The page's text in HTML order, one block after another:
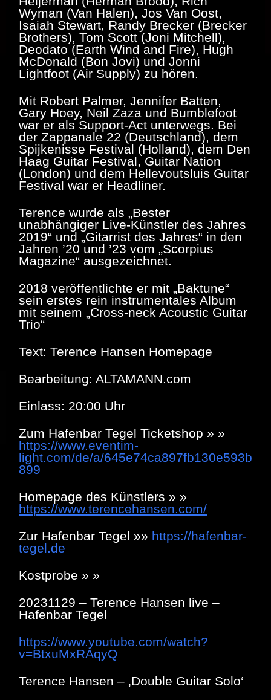
Wyman (Van Halen), Jos Van Oost,
Isaiah Stewart, Randy Brecker (Brecker
Brothers), Tom Scott (Joni Mitchell),
Deodato (Earth Wind and Fire), Hugh
McDonald (Bon Jovi) und Jonni
Lightfoot (Air Supply) zu hören.
Mit Robert Palmer, Jennifer Batten,
Gary Hoey, Neil Zaza und Bumblefoot
war er als Support-Act unterwegs. Bei
der Zappanale 22 (Deutschland), dem
Spijkenisse Festival (Holland), dem Den
Haag Guitar Festival, Guitar Nation
(London) und dem Hellevoutsluis Guitar
Festival war er Headliner.
Terence wurde als „Bester
unabhängiger Live-Künstler des Jahres
2019“ und „Gitarrist des Jahres“ in den
Jahren ’20 und ’23 vom „Scorpius
Magazine“ ausgezeichnet.
2018 veröffentlichte er mit „Baktune“
sein erstes rein instrumentales Album
mit seinem „Cross-neck Acoustic Guitar
Trio“
Text: Terence Hansen Homepage
Bearbeitung: ALTAMANN.com
Einlass: 20:00 Uhr
Zum Hafenbar Tegel Ticketshop » »
https://www.eventim-
light.com/de/a/645e74ca897fb130e593b
899
Homepage des Künstlers » »
https://www.terencehansen.com/
Zur Hafenbar Tegel »» https://hafenbar-
tegel.de
Kostprobe » »
20231129 – Terence Hansen live –
Hafenbar Tegel
https://www.youtube.com/watch?
v=BtxuMxRAqyQ
Terence Hansen – ‚Double Guitar Solo‘